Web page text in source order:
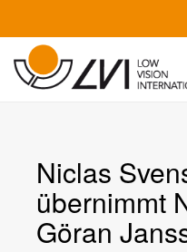
Niclas
übernimmt
Göran